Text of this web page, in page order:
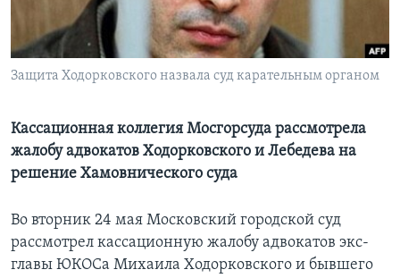
Learning English
СОЦИАЛЬНЫЕ СЕТИ
Языки
Защита Ходорковского назвала суд карательным органом
Кассационная коллегия Мосгорсуда рассмотрела
жалобу адвокатов Ходорковского и Лебедева на
решение Хамовнического суда
Во вторник 24 мая Московский городской суд
рассмотрел кассационную жалобу адвокатов экс-
главы ЮКОСа Михаила Ходорковского и бывшего